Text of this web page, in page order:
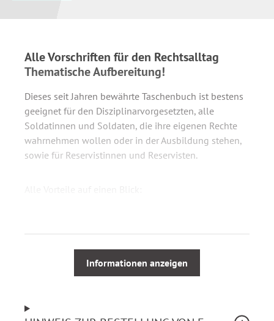
Alle Vorschriften für den Rechtsalltag
Thematische Aufbereitung!
Dieses seit Jahren bewährte Taschenbuch ist bestens
geeignet für den Disziplinarvorgesetzten, alle
Soldatinnen und Soldaten, die ihre eigenen Rechte
wahrnehmen wollen oder in der Ausbildung stehen,
sowie für Reservistinnen und Reservisten.
Übersichtliche Schaubilder
WehrDiszNOG und damit auch die vollständige neue
WDO. Durch die Reform sollen folgende Ziele erreicht
Informationen anzeigen